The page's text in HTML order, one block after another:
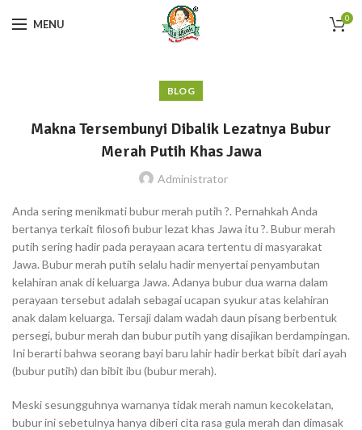
MENU 0
BLOG
Makna Tersembunyi Dibalik Lezatnya Bubur
Merah Putih Khas Jawa
Administrator
Anda sering menikmati bubur merah putih ?. Pernahkah Anda
bertanya terkait filosofi bubur lezat khas Jawa itu ?. Bubur merah
putih sering hadir pada perayaan acara tertentu di masyarakat
Jawa. Bubur merah putih selalu hadir menyertai penyambutan
kelahiran anak di keluarga Jawa. Adanya bubur dua warna dalam
perayaan tersebut adalah sebagai ucapan syukur atas kelahiran
anak dalam keluarga. Tersaji dalam wadah daun pisang berbentuk
persegi, bubur merah dan bubur putih yang disajikan berdampingan.
Ini berarti bahwa seorang bayi baru lahir hadir berkat bibit dari ayah
(bubur putih) dan bibit ibu (bubur merah).
Meski sesungguhnya warnanya tidak merah namun kecokelatan,
bubur ini sebetulnya hanya diberi cita rasa gula merah dan dimasak